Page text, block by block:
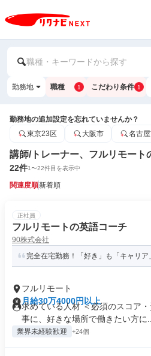
職種・キーワードから探す
勤務地 職種 1 こだわり条件 1
勤務地の追加設定を忘れていませんか？
東京23区
大阪市 名古
講師/トレーナー、フルリモート
22件1〜22件目を表示中
関連度順新着順
正社員
フルリモートの英語コーチ
90株式会社
完全在宅勤務！「好き」も「キャリア
フルリモート
月給30万4000円以上
求めている人材 ＜必須のスコア
事に、好きな場所で働きたい方に...
業界未経験歓迎 +24個